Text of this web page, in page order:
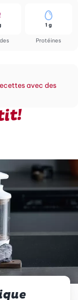
Protéines
1 g
avec des